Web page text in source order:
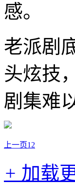
感。
老派剧
头炫技
剧集难
上一页1 2
+ 加载